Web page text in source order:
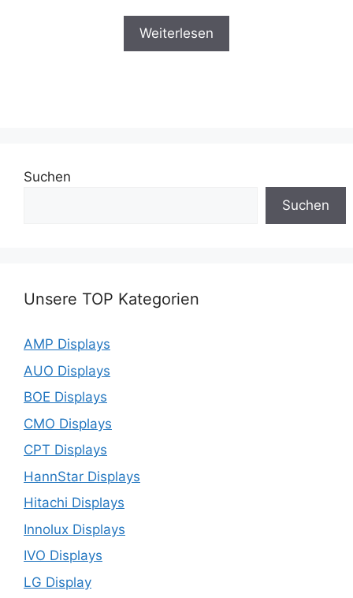
Weiterlesen
Suchen
Suchen
Unsere TOP Kategorien
AMP Displays
AUO Displays
BOE Displays
CMO Displays
CPT Displays
HannStar Displays
Hitachi Displays
Innolux Displays
IVO Displays
LG Display